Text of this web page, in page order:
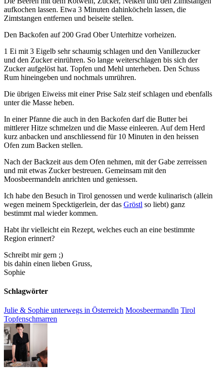
aufkochen lassen. Etwa 3 Minuten dahinköcheln lassen, die
Zimtstangen entfernen und beiseite stellen.
Den Backofen auf 200 Grad Ober Unterhitze vorheizen.
1 Ei mit 3 Eigelb sehr schaumig schlagen und den Vanillezucker
und den Zucker einrühren. So lange weiterschlagen bis sich der
Zucker aufgelöst hat. Topfen und Mehl unterheben. Den Schuss
Rum hineingeben und nochmals umrühren.
Die übrigen Eiweiss mit einer Prise Salz steif schlagen und ebenfalls
unter die Masse heben.
In einer Pfanne die auch in den Backofen darf die Butter bei
mittlerer Hitze schmelzen und die Masse einleeren. Auf dem Herd
kurz anbacken und anschliessend für 10 Minuten in den heissen
Ofen zum Backen stellen.
Nach der Backzeit aus dem Ofen nehmen, mit der Gabe zerreissen
und mit etwas Zucker bestreuen. Gemeinsam mit den
Moosbeermandeln anrichten und geniessen.
Ich habe den Besuch in Tirol genossen und werde kulinarisch (allein
wegen meinem Specktigerlein, der das Gröstl so liebt) ganz
bestimmt mal wieder kommen.
Habt ihr vielleicht ein Rezept, welches euch an eine bestimmte
Region erinnert?
Schreibt mir gern ;)
bis dahin einen lieben Gruss,
Sophie
Schlagwörter
Julie & Sophie unterwegs in Österreich Moosbeermandln Tirol
Topfenschmarren